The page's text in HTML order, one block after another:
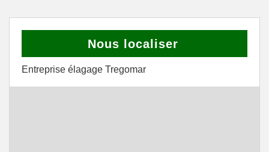
Nous localiser
Entreprise élagage Tregomar